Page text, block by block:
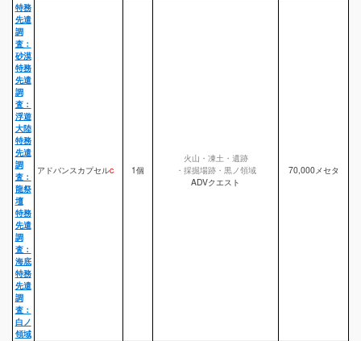
特務
先遣
調
査：
砂漠
特務
先遣
調
査：
浮遊
大陸
特務
先遣
調
査：
龍祭
壇
特務
先遣
調
査：
海底
特務
先遣
調
査：
白ノ
領域
アドバンスカプセルc 1個
火山・凍土・遺跡
・採掘場跡・黒ノ領域
ADVクエスト
70,000メセタ